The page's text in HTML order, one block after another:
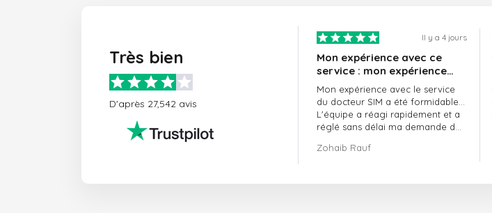
Très bien
D'après 27,542 avis
Il y a 4 jours
Mon expérience avec ce
service : mon expérience
avec le service de
doctorSIM a été formidable.
Mon expérience avec le service
du docteur SIM a été formidable…
L'équipe a réagi rapidement et a
réglé sans délai ma demande de
Dans l'ensemble, j'ai vraiment
Zohaib Rauf